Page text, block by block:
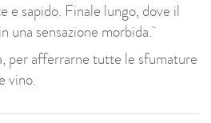
e sapido. Finale lungo, dove il
una sensazione morbida.
per afferrarne tutte le sfumature
vino.